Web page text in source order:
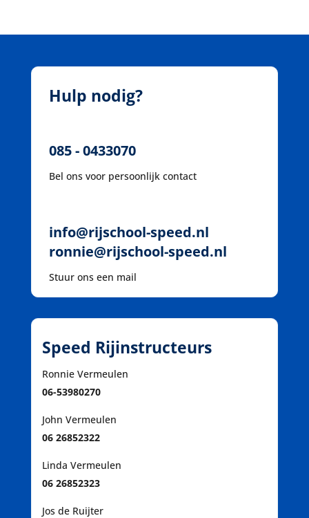
Hulp nodig?
085 - 0433070
Bel ons voor persoonlijk contact
info@rijschool-speed.nl
ronnie@rijschool-speed.nl
Stuur ons een mail
Speed Rijinstructeurs
Ronnie Vermeulen
06-53980270
John Vermeulen
06 26852322
Linda Vermeulen
06 26852323
Jos de Ruijter